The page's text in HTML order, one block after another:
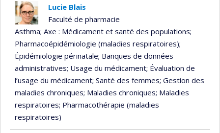
Lucie Blais
Faculté de pharmacie
Asthma; Axe : Médicament et santé des populations;
Pharmacoépidémiologie (maladies respiratoires);
Épidémiologie périnatale; Banques de données
administratives; Usage du médicament; Évaluation de
l’usage du médicament; Santé des femmes; Gestion des
maladies chroniques; Maladies chroniques; Maladies
respiratoires; Pharmacothérapie (maladies
respiratoires)